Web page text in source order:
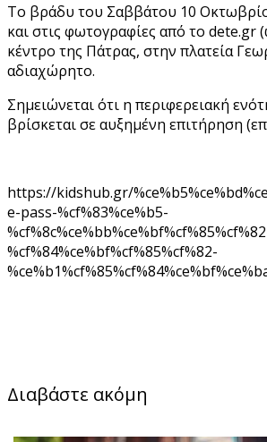
Το βράδυ του Σαββάτου 10
και στις φωτογραφίες από το dete.gr
κέντρο της Πάτρας, στην πλατεία
αδιαχώρητο.
Σημειώνεται ότι η περιφερειακή
βρίσκεται σε αυξημένη επιτήρηση
https://kidshub.gr/
e-pass-%cf%83%ce%b5-
%cf%84%ce%bf%cf%85%cf%82-
Διαβάστε ακόμη